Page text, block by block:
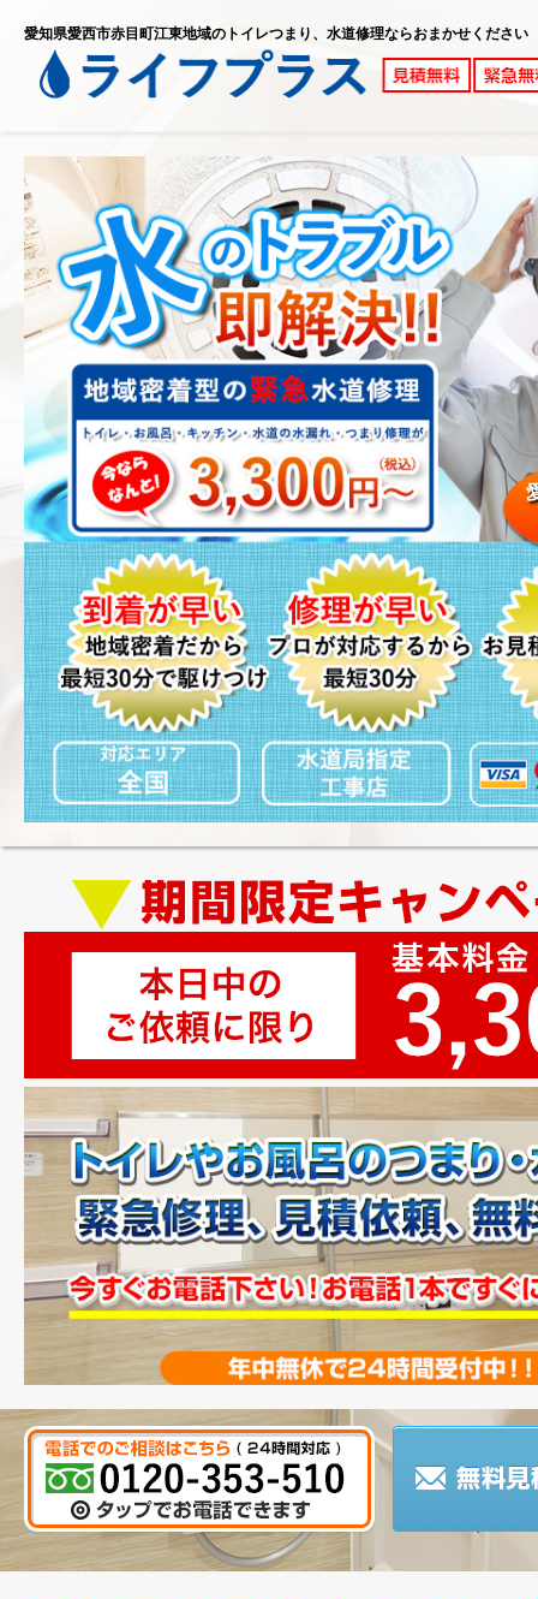
愛知県愛西市赤目町江東地域のトイレつまり、水道修理ならおまかせください